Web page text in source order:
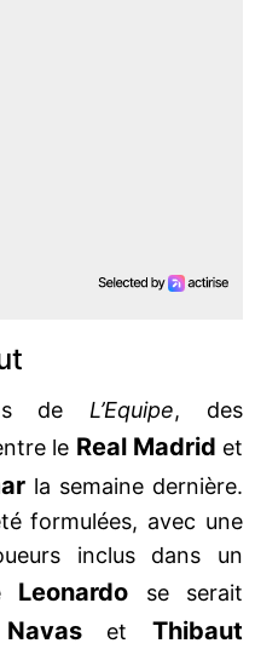
de L’Equipe, des
le Real Madrid et
la semaine dernière.
formulées, avec une
inclus dans un
Leonardo se serait
etThibaut